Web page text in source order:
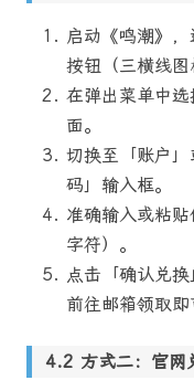
启动《鸣潮》，
按钮（三横线图
在弹出菜单中
面。
切换至「账户
码」输入框。
准确输入或粘
字符）。
点击「确认兑换
前往邮箱领取即
方式二：官网